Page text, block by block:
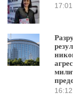
17:01
16:12